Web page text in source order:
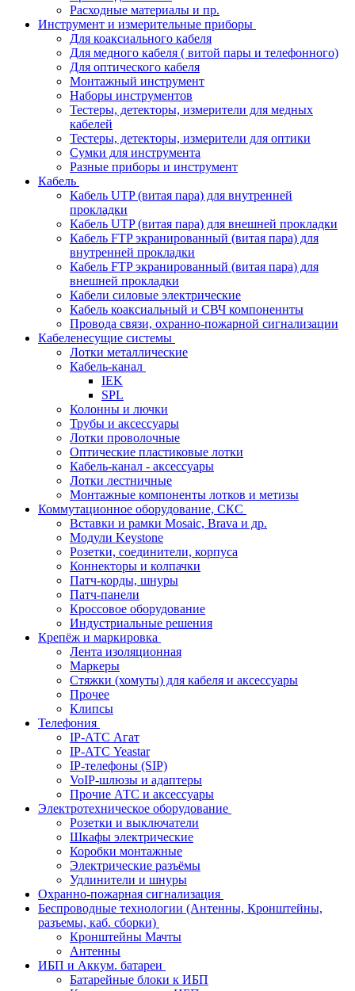
Расходные материалы и пр.
Инструмент и измерительные приборы
Для коаксиального кабеля
Для медного кабеля ( витой пары и телефонного)
Для оптического кабеля
Монтажный инструмент
Наборы инструментов
Тестеры, детекторы, измерители для медных
кабелей
Тестеры, детекторы, измерители для оптики
Сумки для инструмента
Разные приборы и инструмент
Кабель
Кабель UTP (витая пара) для внутренней
прокладки
Кабель UTP (витая пара) для внешней прокладки
Кабель FTP экранированный (витая пара) для
внутренней прокладки
Кабель FTP экранированный (витая пара) для
внешней прокладки
Кабели силовые электрические
Кабель коаксиальный и СВЧ компоненнты
Провода связи, охранно-пожарной сигнализации
Кабеленесущие системы
Лотки металлические
Кабель-канал
IEK
SPL
Колонны и лючки
Трубы и аксессуары
Лотки проволочные
Оптические пластиковые лотки
Кабель-канал - аксессуары
Лотки лестничные
Монтажные компоненты лотков и метизы
Коммутационное оборудование, СКС
Вставки и рамки Mosaic, Brava и др.
Модули Keystone
Розетки, соединители, корпуса
Коннекторы и колпачки
Патч-корды, шнуры
Патч-панели
Кроссовое оборудование
Индустриальные решения
Крепёж и маркировка
Лента изоляционная
Маркеры
Стяжки (хомуты) для кабеля и аксессуары
Прочее
Клипсы
Телефония
IP-АТС Агат
IP-АТС Yeastar
IP-телефоны (SIP)
VoIP-шлюзы и адаптеры
Прочие АТС и аксессуары
Электротехническое оборудование
Розетки и выключатели
Шкафы электрические
Коробки монтажные
Электрические разъёмы
Удлинители и шнуры
Охранно-пожарная сигнализация
Беспроводные технологии (Антенны, Кронштейны,
разъемы, каб. сборки)
Кронштейны Мачты
Антенны
ИБП и Аккум. батареи
Батарейные блоки к ИБП